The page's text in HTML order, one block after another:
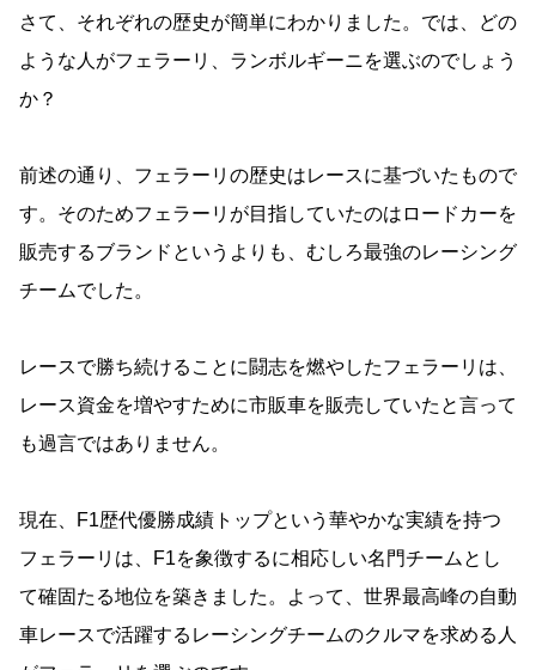
さて、それぞれの歴史が簡単にわかりました。では、どの
ような人がフェラーリ、ランボルギーニを選ぶのでしょう
か？
前述の通り、フェラーリの歴史はレースに基づいたもので
す。そのためフェラーリが目指していたのはロードカーを
販売するブランドというよりも、むしろ最強のレーシング
チームでした。
レースで勝ち続けることに闘志を燃やしたフェラーリは、
レース資金を増やすために市販車を販売していたと言って
も過言ではありません。
現在、F1歴代優勝成績トップという華やかな実績を持つ
フェラーリは、F1を象徴するに相応しい名門チームとし
て確固たる地位を築きました。よって、世界最高峰の自動
車レースで活躍するレーシングチームのクルマを求める人